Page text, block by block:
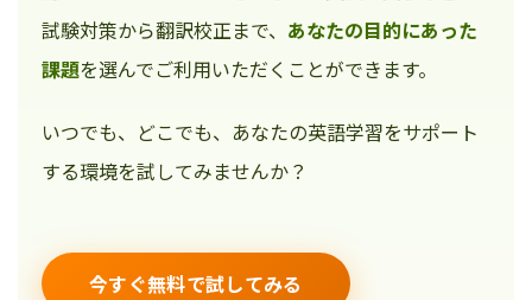
試験対策から翻訳校正まで、 あなたの目的にあった
課題を選んでご利用いただくことができます。
いつでも、どこでも、あなたの英語学習をサポート
する環境を試してみませんか？
今すぐ無料で試してみる